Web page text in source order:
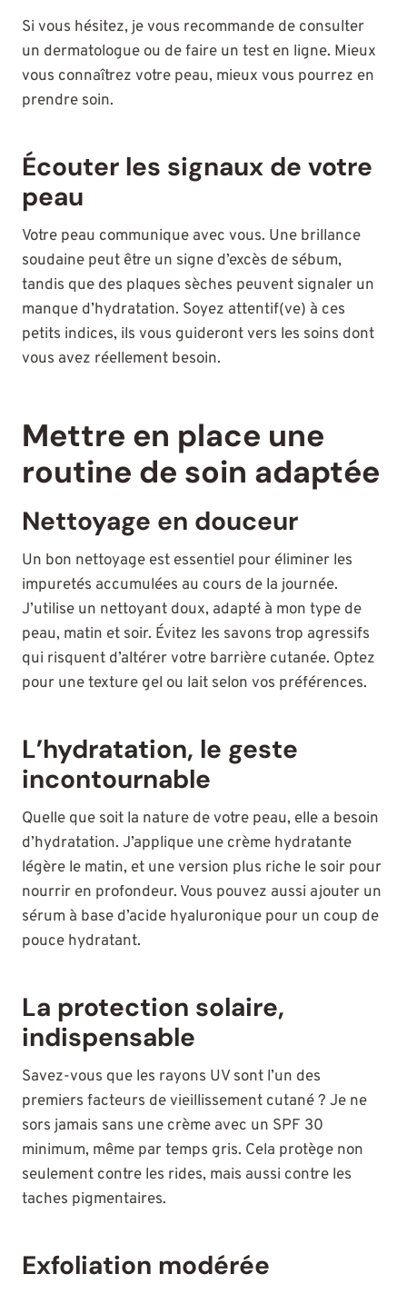
Si vous hésitez, je vous recommande de consulter
un dermatologue ou de faire un test en ligne. Mieux
vous connaîtrez votre peau, mieux vous pourrez en
prendre soin.
Écouter les signaux de votre
peau
Votre peau communique avec vous. Une brillance
soudaine peut être un signe d’excès de sébum,
tandis que des plaques sèches peuvent signaler un
manque d’hydratation. Soyez attentif(ve) à ces
petits indices, ils vous guideront vers les soins dont
vous avez réellement besoin.
Mettre en place une
routine de soin adaptée
Nettoyage en douceur
Un bon nettoyage est essentiel pour éliminer les
impuretés accumulées au cours de la journée.
J’utilise un nettoyant doux, adapté à mon type de
peau, matin et soir. Évitez les savons trop agressifs
qui risquent d’altérer votre barrière cutanée. Optez
pour une texture gel ou lait selon vos préférences.
L’hydratation, le geste
incontournable
Quelle que soit la nature de votre peau, elle a besoin
d’hydratation. J’applique une crème hydratante
légère le matin, et une version plus riche le soir pour
nourrir en profondeur. Vous pouvez aussi ajouter un
sérum à base d’acide hyaluronique pour un coup de
pouce hydratant.
La protection solaire,
indispensable
Savez-vous que les rayons UV sont l’un des
premiers facteurs de vieillissement cutané ? Je ne
sors jamais sans une crème avec un SPF 30
minimum, même par temps gris. Cela protège non
seulement contre les rides, mais aussi contre les
taches pigmentaires.
Exfoliation modérée